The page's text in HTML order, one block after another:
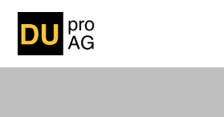
Skip
content